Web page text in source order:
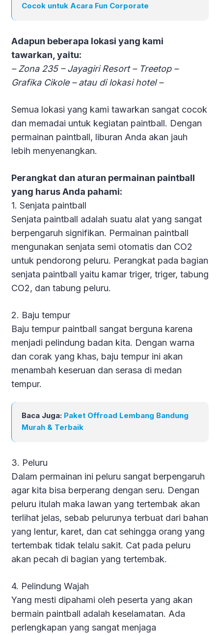
Cocok untuk Acara Fun Corporate
Adapun beberapa lokasi yang kami
tawarkan, yaitu:
– Zona 235 – Jayagiri Resort – Treetop –
Grafika Cikole – atau di lokasi hotel –
Semua lokasi yang kami tawarkan sangat cocok
dan memadai untuk kegiatan paintball. Dengan
permainan paintball, liburan Anda akan jauh
lebih menyenangkan.
Perangkat dan aturan permainan paintball
yang harus Anda pahami:
1. Senjata paintball
Senjata paintball adalah suatu alat yang sangat
berpengaruh signifikan. Permainan paintball
mengunakan senjata semi otomatis dan CO2
untuk pendorong peluru. Perangkat pada bagian
senjata paintball yaitu kamar triger, triger, tabung
CO2, dan tabung peluru.
2. Baju tempur
Baju tempur paintball sangat berguna karena
menjadi pelindung badan kita. Dengan warna
dan corak yang khas, baju tempur ini akan
menambah keseruan dan serasa di medan
tempur.
Baca Juga: Paket Offroad Lembang Bandung
Murah & Terbaik
3. Peluru
Dalam permainan ini peluru sangat berpengaruh
agar kita bisa berperang dengan seru. Dengan
peluru itulah maka lawan yang tertembak akan
terlihat jelas, sebab pelurunya terbuat dari bahan
yang lentur, karet, dan cat sehingga orang yang
tertembak tidak telalu sakit. Cat pada peluru
akan pecah di bagian yang tertembak.
4. Pelindung Wajah
Yang mesti dipahami oleh peserta yang akan
bermain paintball adalah keselamatan. Ada
perlengkapan yang sangat menjaga